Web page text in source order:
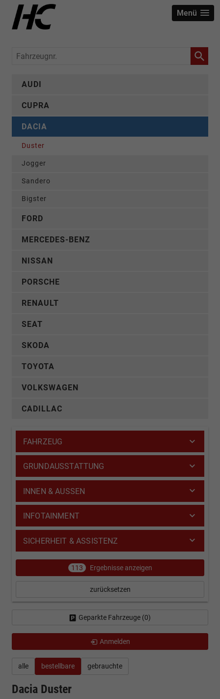
Menü
alle bestellbare gebrauchte
Dacia Duster
Fahrzeugnr.
AUDI
CUPRA
DACIA
Duster
Jogger
Sandero
Bigster
FORD
MERCEDES-BENZ
NISSAN
PORSCHE
RENAULT
SEAT
SKODA
TOYOTA
VOLKSWAGEN
CADILLAC
FAHRZEUG
GRUNDAUSSTATTUNG
INNEN & AUSSEN
INFOTAINMENT
SICHERHEIT & ASSISTENZ
113 Ergebnisse anzeigen
zurücksetzen
Geparkte Fahrzeuge (0)
Anmelden